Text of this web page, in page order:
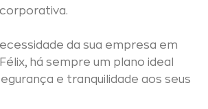
da sua empresa em
há sempre um plano ideal
e tranquilidade aos seus